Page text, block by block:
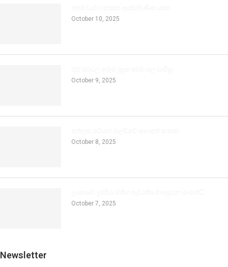
October 10, 2025
October 9, 2025
October 8, 2025
October 7, 2025
Newsletter